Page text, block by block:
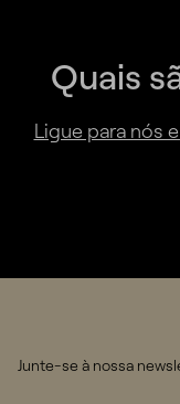
Quais
Ligue para nós
Junte-se à nossa